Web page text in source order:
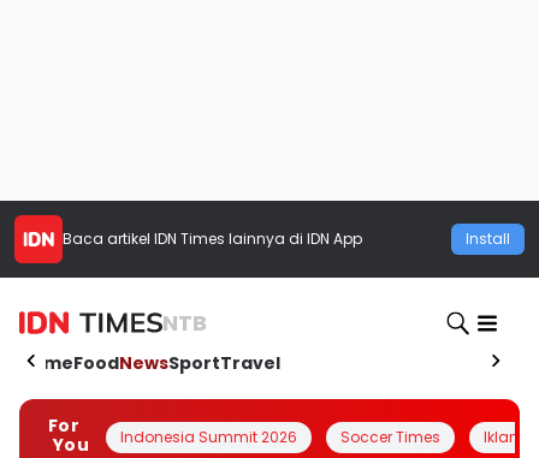
Baca artikel IDN Times lainnya di IDN App Install
NTB
HomeFoodNewsSportTravel
For
You
Indonesia Summit 2026 Soccer Times Iklanin